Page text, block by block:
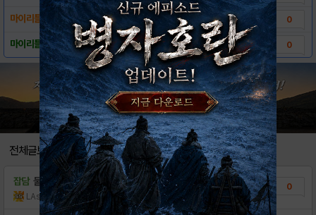
마이리틀피쉬 스크린샷! 0
마이리틀피쉬 다운로드 링크 0
전체글보기
잡담 물고기나 키워야지
LAsahi 조회수:94 | 18.11.27
0